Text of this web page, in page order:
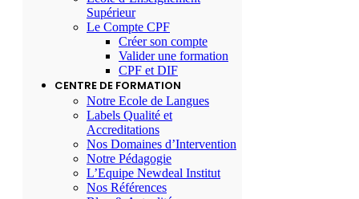
Supérieur
Le Compte CPF
Créer son compte
Valider une formation
CPF et DIF
CENTRE DE FORMATION
Notre Ecole de Langues
Labels Qualité et
Accreditations
Nos Domaines d’Intervention
Notre Pédagogie
L’Equipe Newdeal Institut
Nos Références